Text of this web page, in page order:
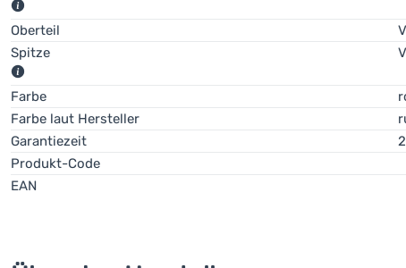
Eine Sohle, die den Aufprall des Fußes dämpft.
Oberteil
Spitze
Sandalen mit
sind ideal für den Sommer
Sandalen mitvoller Schuhspitze bieten besseren Schutz für
Farbe
Farbe laut Hersteller
Garantiezeit
Produkt-Code
EAN